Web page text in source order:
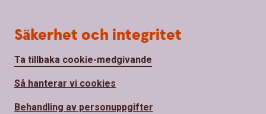
Säkerhet och integritet
Ta tillbaka cookie-medgivande
Så hanterar vi cookies
Behandling av personuppgifter